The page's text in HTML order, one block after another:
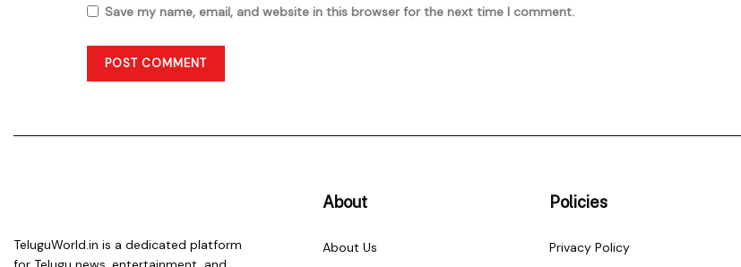
Save my name, email, and website in this browser for the next time I comment.
TeluguWorld.in is a dedicated platform
About
About Us
Policies
Privacy Policy